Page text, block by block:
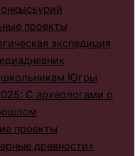
проекты
экспедиция
Югры
С археологами о
проекты
древности»